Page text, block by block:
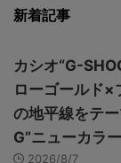
新着記事
カシオ“G-
ローゴールド×
の地平線をテ
G”ニューカラ
2026/8/7